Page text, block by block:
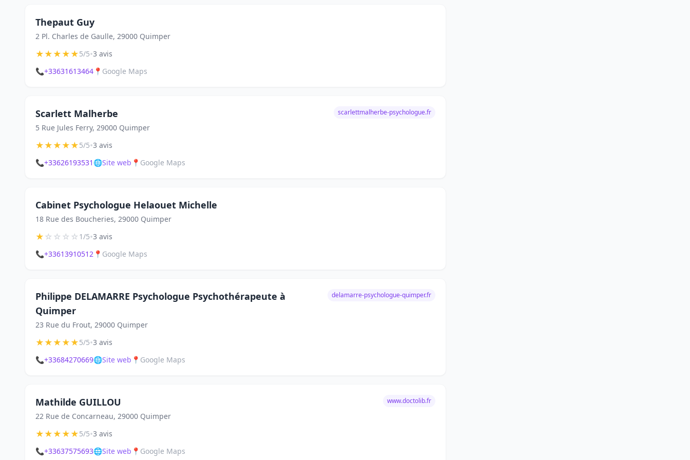
Thepaut Guy
2 Pl. Charles de Gaulle, 29000 Quimper
★★★★★5/5•3 avis
📞+33631613464 📍 Google Maps
Scarlett Malherbe
5 Rue Jules Ferry, 29000 Quimper
scarlettmalherbe-psychologue.fr
★★★★★5/5•3 avis
📞+33626193531 🌐Site web 📍 Google Maps
Cabinet Psychologue Helaouet Michelle
18 Rue des Boucheries, 29000 Quimper
★☆☆☆☆1/5•3 avis
📞+33613910512 📍 Google Maps
Philippe DELAMARRE Psychologue Psychothérapeute à
Quimper
23 Rue du Frout, 29000 Quimper
delamarre-psychologue-quimper.fr
★★★★★5/5•3 avis
📞+33684270669🌐Site web 📍 Google Maps
Mathilde GUILLOU
22 Rue de Concarneau, 29000 Quimper
www.doctolib.fr
★★★★★5/5•3 avis
📞+33637575693🌐Site web 📍 Google Maps